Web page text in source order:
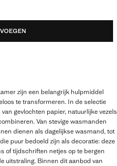
zijn een belangrijk hulpmiddel
te transformeren. In de selectie
gevlochten papier, natuurlijke vezels
Van stevige wasmanden
dienen als dagelijkse wasmand, tot
puur bedoeld zijn als decoratie: deze
of tijdschriften netjes op te bergen
uitstraling. Binnen dit aanbod van